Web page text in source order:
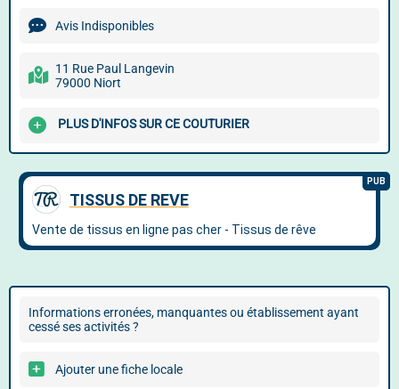
Avis Indisponibles
11 Rue Paul Langevin
79000 Niort
PLUS D'INFOS SUR CE COUTURIER
Informations erronées, manquantes ou établissement ayant
cessé ses activités ?
Ajouter une fiche locale